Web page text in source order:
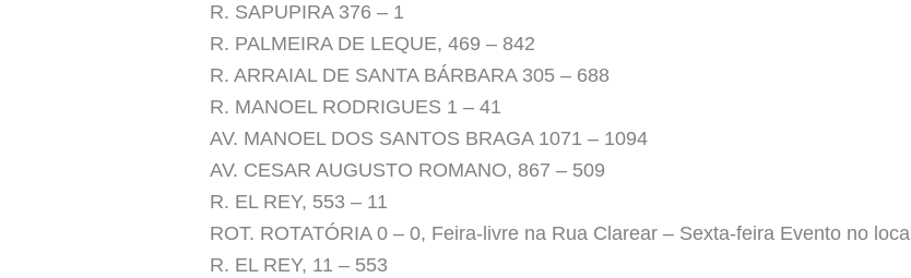
R. SAPUPIRA 376 – 1
R. PALMEIRA DE LEQUE, 469 – 842
R. ARRAIAL DE SANTA BÁRBARA 305 – 688
R. MANOEL RODRIGUES 1 – 41
AV. MANOEL DOS SANTOS BRAGA 1071 – 1094
AV. CESAR AUGUSTO ROMANO, 867 – 509
R. EL REY, 553 – 11
ROT. ROTATÓRIA 0 – 0, Feira-livre na Rua Clarear – Sexta-feira Evento no local
R. EL REY, 11 – 553